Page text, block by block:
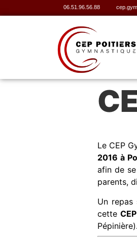
06.51.96.56.88
Le CEP
2016 à
afin de
parents,
Un repas
cette
Pépinière).